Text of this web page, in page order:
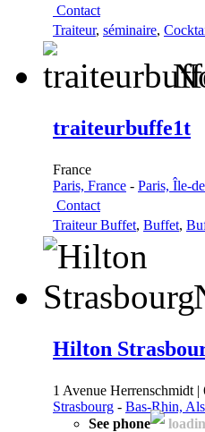
Contact
Traiteur, séminaire,
traiteurbuffe1t
France
Paris, France - Paris, Île-
Contact
Traiteur Buffet, Buffet,
Hilton
1 Avenue Herrenschmidt |
Strasbourg - Bas-Rhin,
See phone